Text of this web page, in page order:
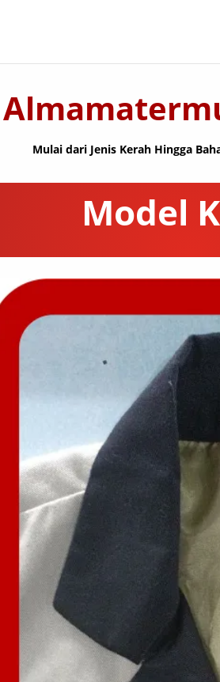
Mulai dari Jenis Kerah Hingga
Model